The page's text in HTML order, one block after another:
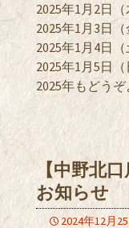
2025年1月2日
2025年1月3日
2025年1月4日
2025年1月5日
2025年もどう
【中野北
お知らせ
2024年12月